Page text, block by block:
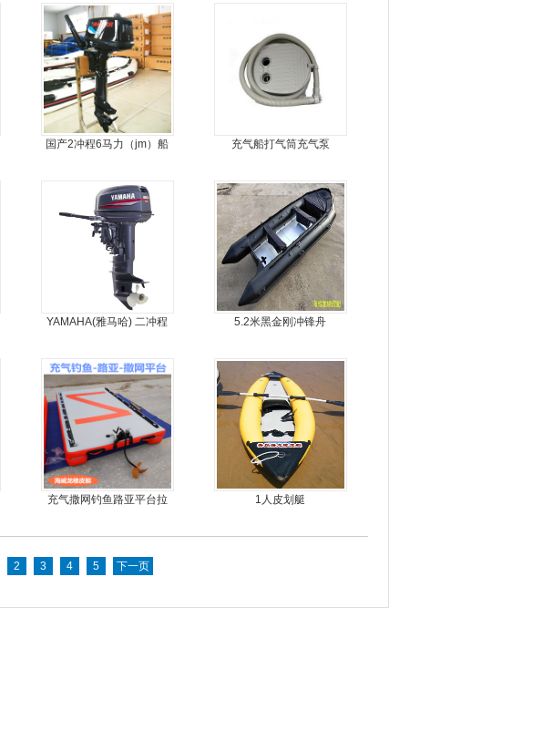
国产2冲程6马力（jm）船
充气船打气筒充气泵
YAMAHA(雅马哈) 二冲程
5.2米黑金刚冲锋舟
充气撒网钓鱼路亚平台拉
1人皮划艇
2 3 4 5 下一页